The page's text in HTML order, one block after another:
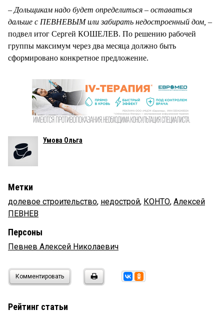
– Дольщикам надо будет определиться – оставаться
дальше с ПЕВНЕВЫМ или забирать недостроенный дом, –
подвел итог Сергей КОШЕЛЕВ. По решению рабочей
группы максимум через два месяца должно быть
сформировано конкретное предложение.
Умова Ольга
Метки
долевое строительство, недострой, КОНТО, Алексей
ПЕВНЕВ
Персоны
Певнев Алексей Николаевич
Комментировать
Рейтинг статьи